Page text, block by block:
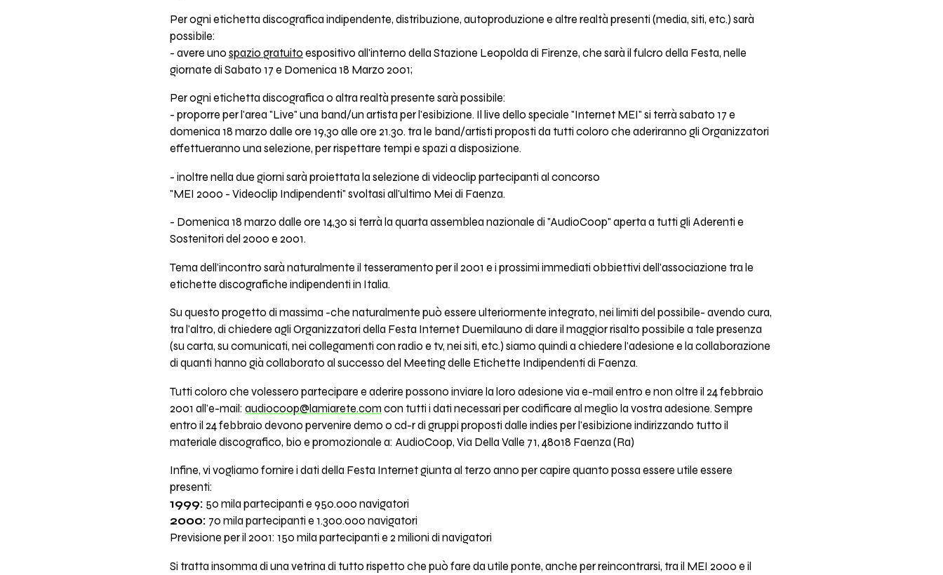
Per ogni etichetta discografica indipendente, distribuzione, autoproduzione e altre realtà presenti (media, siti, etc.) sarà
possibile:
- avere uno spazio gratuito espositivo all'interno della Stazione Leopolda di Firenze, che sarà il fulcro della Festa, nelle
giornate di Sabato 17 e Domenica 18 Marzo 2001;
Per ogni etichetta discografica o altra realtà presente sarà possibile:
- proporre per l'area "Live" una band/un artista per l'esibizione. Il live dello speciale "Internet MEI" si terrà sabato 17 e
domenica 18 marzo dalle ore 19,30 alle ore 21.30. tra le band/artisti proposti da tutti coloro che aderiranno gli Organizzatori
effettueranno una selezione, per rispettare tempi e spazi a disposizione.
- inoltre nella due giorni sarà proiettata la selezione di videoclip partecipanti al concorso
"MEI 2000 - Videoclip Indipendenti" svoltasi all'ultimo Mei di Faenza.
- Domenica 18 marzo dalle ore 14,30 si terrà la quarta assemblea nazionale di "AudioCoop" aperta a tutti gli Aderenti e
Sostenitori del 2000 e 2001.
Tema dell'incontro sarà naturalmente il tesseramento per il 2001 e i prossimi immediati obbiettivi dell'associazione tra le
etichette discografiche indipendenti in Italia.
Su questo progetto di massima -che naturalmente può essere ulteriormente integrato, nei limiti del possibile- avendo cura,
tra l'altro, di chiedere agli Organizzatori della Festa Internet Duemilauno di dare il maggior risalto possibile a tale presenza
(su carta, su comunicati, nei collegamenti con radio e tv, nei siti, etc.) siamo quindi a chiedere l'adesione e la collaborazione
di quanti hanno già collaborato al successo del Meeting delle Etichette Indipendenti di Faenza.
Tutti coloro che volessero partecipare e aderire possono inviare la loro adesione via e-mail entro e non oltre il 24 febbraio
2001 all'e-mail: audiocoop@lamiarete.com con tutti i dati necessari per codificare al meglio la vostra adesione. Sempre
entro il 24 febbraio devono pervenire demo o cd-r di gruppi proposti dalle indies per l'esibizione indirizzando tutto il
materiale discografico, bio e promozionale a: AudioCoop, Via Della Valle 71, 48018 Faenza (Ra)
Infine, vi vogliamo fornire i dati della Festa Internet giunta al terzo anno per capire quanto possa essere utile essere
presenti:
1999: 50 mila partecipanti e 950.000 navigatori
2000: 70 mila partecipanti e 1.300.000 navigatori
Previsione per il 2001: 150 mila partecipanti e 2 milioni di navigatori
Si tratta insomma di una vetrina di tutto rispetto che può fare da utile ponte, anche per reincontrarsi, tra il MEI 2000 e il